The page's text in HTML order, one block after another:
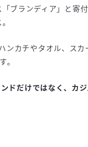
ブランディア」と寄
ンカチやタオル、ス
。
ドだけではなく、カ